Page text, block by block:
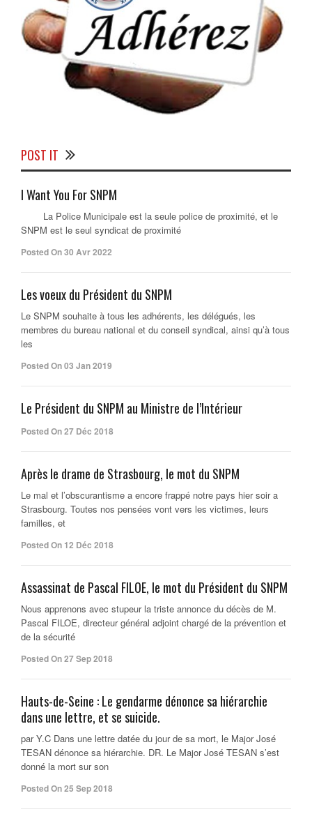
POST IT
I Want You For SNPM
La Police Municipale est la seule police de proximité, et le
SNPM est le seul syndicat de proximité
Posted On 30 Avr 2022
Les voeux du Président du SNPM
Le SNPM souhaite à tous les adhérents, les délégués, les
membres du bureau national et du conseil syndical, ainsi qu’à tous
les
Posted On 03 Jan 2019
Le Président du SNPM au Ministre de l’Intérieur
Posted On 27 Déc 2018
Après le drame de Strasbourg, le mot du SNPM
Le mal et l’obscurantisme a encore frappé notre pays hier soir a
Strasbourg. Toutes nos pensées vont vers les victimes, leurs
familles, et
Posted On 12 Déc 2018
Assassinat de Pascal FILOE, le mot du Président du SNPM
Nous apprenons avec stupeur la triste annonce du décès de M.
Pascal FILOE, directeur général adjoint chargé de la prévention et
de la sécurité
Posted On 27 Sep 2018
Hauts-de-Seine : Le gendarme dénonce sa hiérarchie
dans une lettre, et se suicide.
par Y.C Dans une lettre datée du jour de sa mort, le Major José
TESAN dénonce sa hiérarchie. DR. Le Major José TESAN s’est
donné la mort sur son
Posted On 25 Sep 2018